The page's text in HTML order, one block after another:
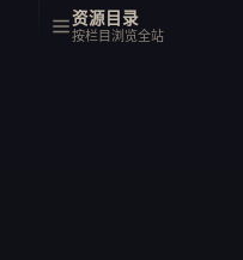
资源目录
按栏目浏览全站